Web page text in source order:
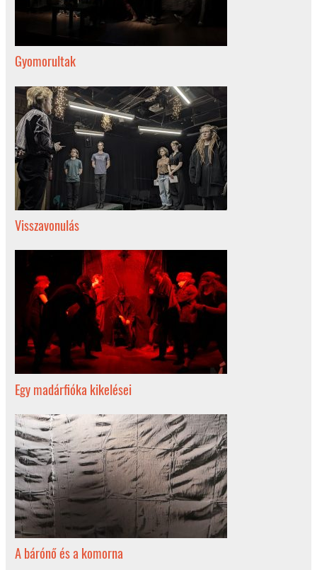
Gyomorultak
Visszavonulás
Egy madárfióka kikelései
A bárónő és a komorna